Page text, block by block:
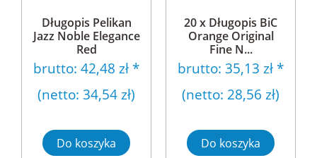
Długopis Pelikan
Jazz Noble Elegance
Red
brutto: 42,48 zł *
(netto: 34,54 zł)
Do koszyka
20 x Długopis BiC
Orange Original
Fine N...
brutto: 35,13 zł *
(netto: 28,56 zł)
Do koszyka